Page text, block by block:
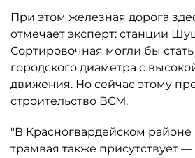
При этом железная дорога
отмечает эксперт: станции
Сортировочная могли бы
городского диаметра с
движения. Но сейчас этому
строительство ВСМ.
"В Красногвардейском районе
трамвая также присутствует